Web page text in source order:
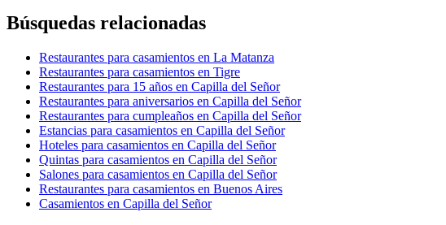
Búsquedas relacionadas
Restaurantes para casamientos en La Matanza
Restaurantes para casamientos en Tigre
Restaurantes para 15 años en Capilla del Señor
Restaurantes para aniversarios en Capilla del Señor
Restaurantes para cumpleaños en Capilla del Señor
Estancias para casamientos en Capilla del Señor
Hoteles para casamientos en Capilla del Señor
Quintas para casamientos en Capilla del Señor
Salones para casamientos en Capilla del Señor
Restaurantes para casamientos en Buenos Aires
Casamientos en Capilla del Señor